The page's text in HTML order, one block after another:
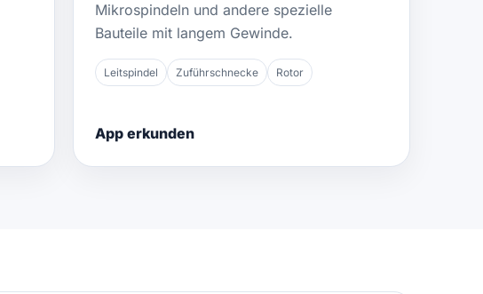
Mikrospindeln und andere spezielle
Bauteile mit langem Gewinde.
Leitspindel Zuführschnecke Rotor
App erkunden